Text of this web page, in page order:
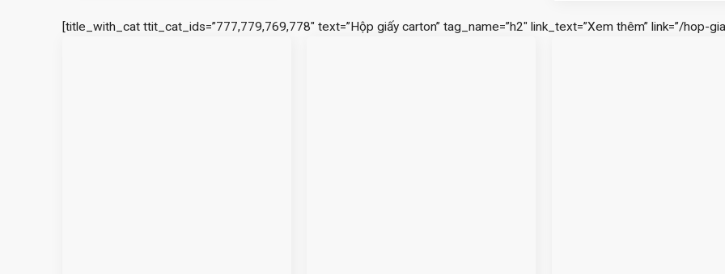
[title_with_cat ttit_cat_ids=”777,779,769,778″ text=”Hộp giấy carton” tag_name=”h2″ link_text=”Xem thêm” link=”/hop-